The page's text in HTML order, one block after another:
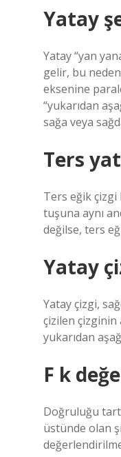
Yatay
Yatay “yan
gelir, bu
eksenine
“yukarıdan
sağa veya
Ters
Ters eğik
tuşuna aynı
değilse, ters
Yatay
Yatay çizgi,
çizilen çizginin
yukarıdan
F k
Doğruluğu
üstünde olan